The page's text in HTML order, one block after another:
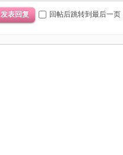
发表回复 回帖后跳转到最后一页